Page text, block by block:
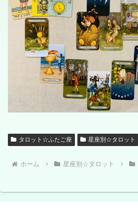
タロット☆ふたご座 星座別☆タロット
ホーム 星座別☆タロット